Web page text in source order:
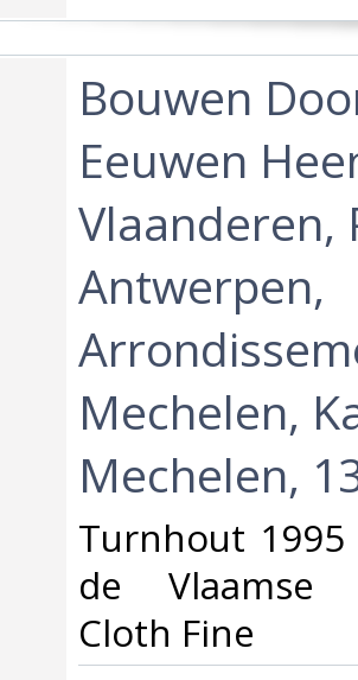
‎Bouwen
Eeuwen
Vlaanderen,
Antwerpen,
Mechelen,
Mechelen,
‎Turnhout
de Vlaamse
Cloth Fine ‎